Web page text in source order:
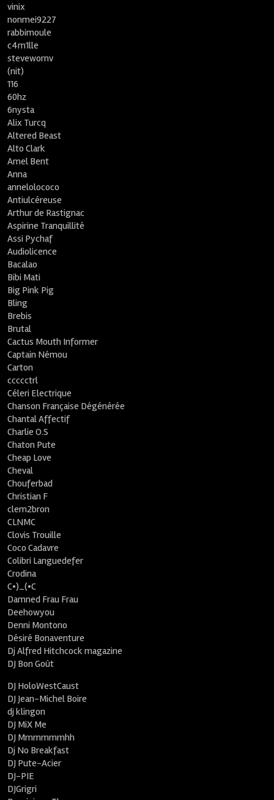
vinix
nonmei9227
rabbimoule
c4m1lle
stevewornv
(nit)
116
60hz
6nysta
Alix Turcq
Altered Beast
Alto Clark
Amel Bent
Anna
annelolococo
Antiulcéreuse
Arthur de Rastignac
Aspirine Tranquillité
Assi Pychaf
Audiolicence
Bacalao
Bibi Mati
Big Pink Pig
Bling
Brebis
Brutal
Cactus Mouth Informer
Captain Némou
Carton
ccccctrl
Céleri Electrique
Chanson Française Dégénérée
Chantal Affectif
Charlie O.S
Chaton Pute
Cheap Love
Cheval
Chouferbad
Christian F
clem2bron
CLNMC
Clovis Trouille
Coco Cadavre
Colibri Languedefer
Crodina
C•)_(•C
Damned Frau Frau
Deehowyou
Denni Montono
Désiré Bonaventure
Dj Alfred Hitchcock magazine
DJ Bon Goût
DJ HoloWestCaust
DJ Jean-Michel Boire
dj klingon
DJ MiX Me
DJ Mmmmmmhh
Dj No Breakfast
DJ Pute-Acier
DJ-PIE
DJGrigri